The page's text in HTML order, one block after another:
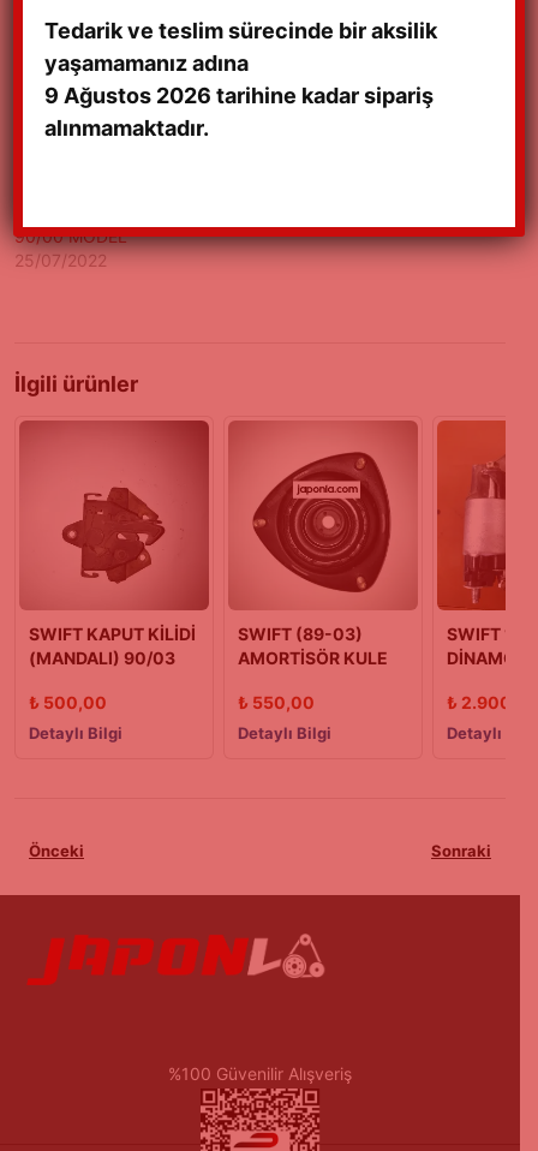
ARKA AMORTİSÖR
SEGMAN 90/00 MODEL
90/00 MODEL
25/07/2022
İlgili ürünler
SWIFT KAPUT KİLİDİ
(MANDALI) 90/03
₺ 500,00
Detaylı Bilgi
SWIFT (89-03)
AMORTİSÖR KULE
₺ 550,00
Detaylı Bilgi
SWIFT 1.3
₺
Detaylı
Önceki Sonraki
%100 Güvenilir Alışveriş
Tedarik ve teslim sürecinde bir aksilik
yaşamamanız adına
9 Ağustos 2026 tarihine kadar sipariş
alınmamaktadır.